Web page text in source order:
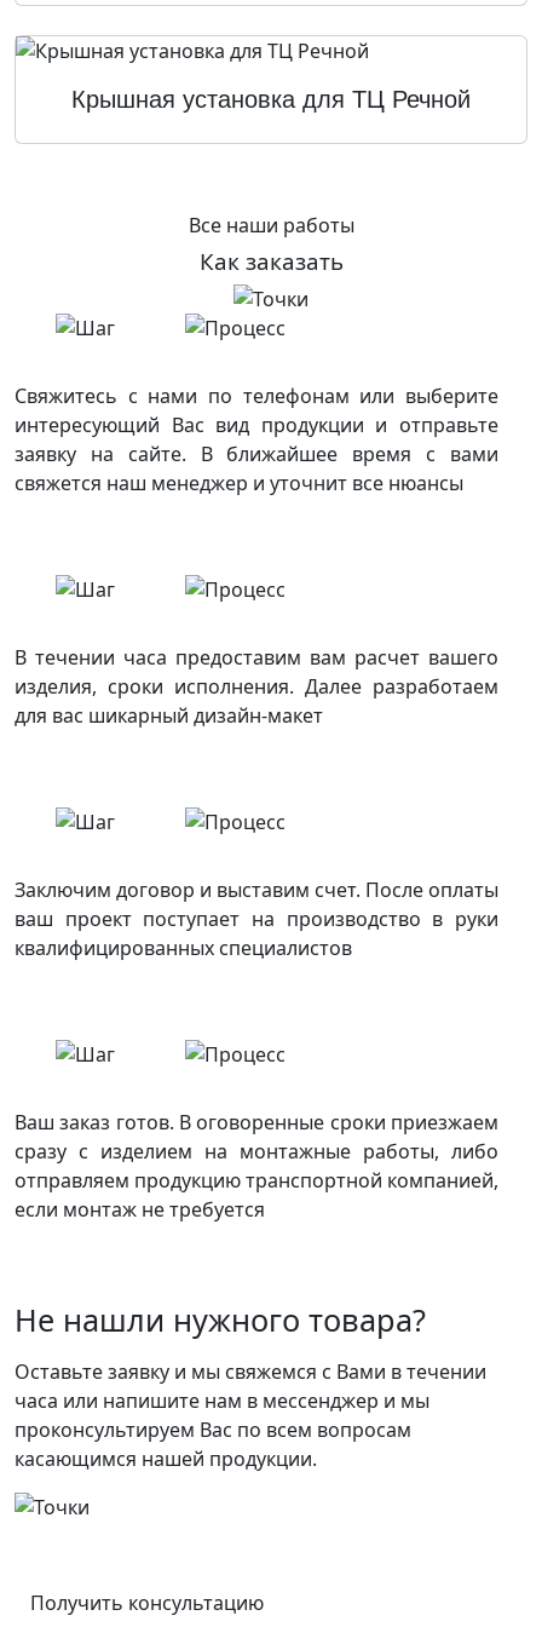
Крышная установка для ТЦ Речной
Все наши работы
Как заказать
Свяжитесь с нами по телефонам или выберите
интересующий Вас вид продукции и отправьте
заявку на сайте. В ближайшее время с вами
свяжется наш менеджер и уточнит все нюансы
В течении часа предоставим вам расчет вашего
изделия, сроки исполнения. Далее разработаем
для вас шикарный дизайн-макет
Заключим договор и выставим счет. После оплаты
ваш проект поступает на производство в руки
квалифицированных специалистов
Ваш заказ готов. В оговоренные сроки приезжаем
сразу с изделием на монтажные работы, либо
отправляем продукцию транспортной компанией,
если монтаж не требуется
Не нашли нужного товара?
Оставьте заявку и мы свяжемся с Вами в течении
часа или напишите нам в мессенджер и мы
проконсультируем Вас по всем вопросам
касающимся нашей продукции.
Получить консультацию